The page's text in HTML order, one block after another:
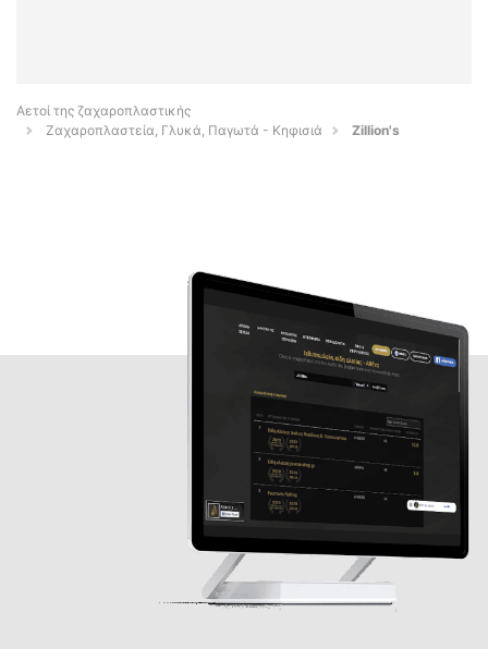
Αετοί της ζαχαροπλαστικής
Ζαχαροπλαστεία, Γλυκά, Παγωτά - Κηφισιά
Zillion's